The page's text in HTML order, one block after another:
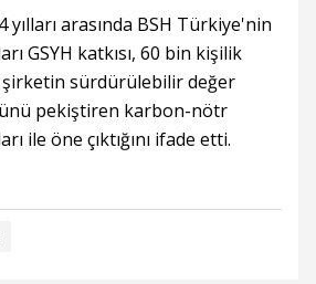
yılları arasında BSH Türkiye'nin
GSYH katkısı, 60 bin kişilik
sürdürülebilir değer
pekiştiren karbon-nötr
ile öne çıktığını ifade etti.